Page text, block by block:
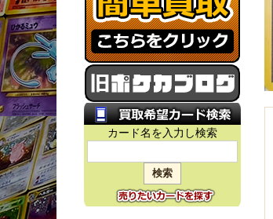
カード名を入力し検索